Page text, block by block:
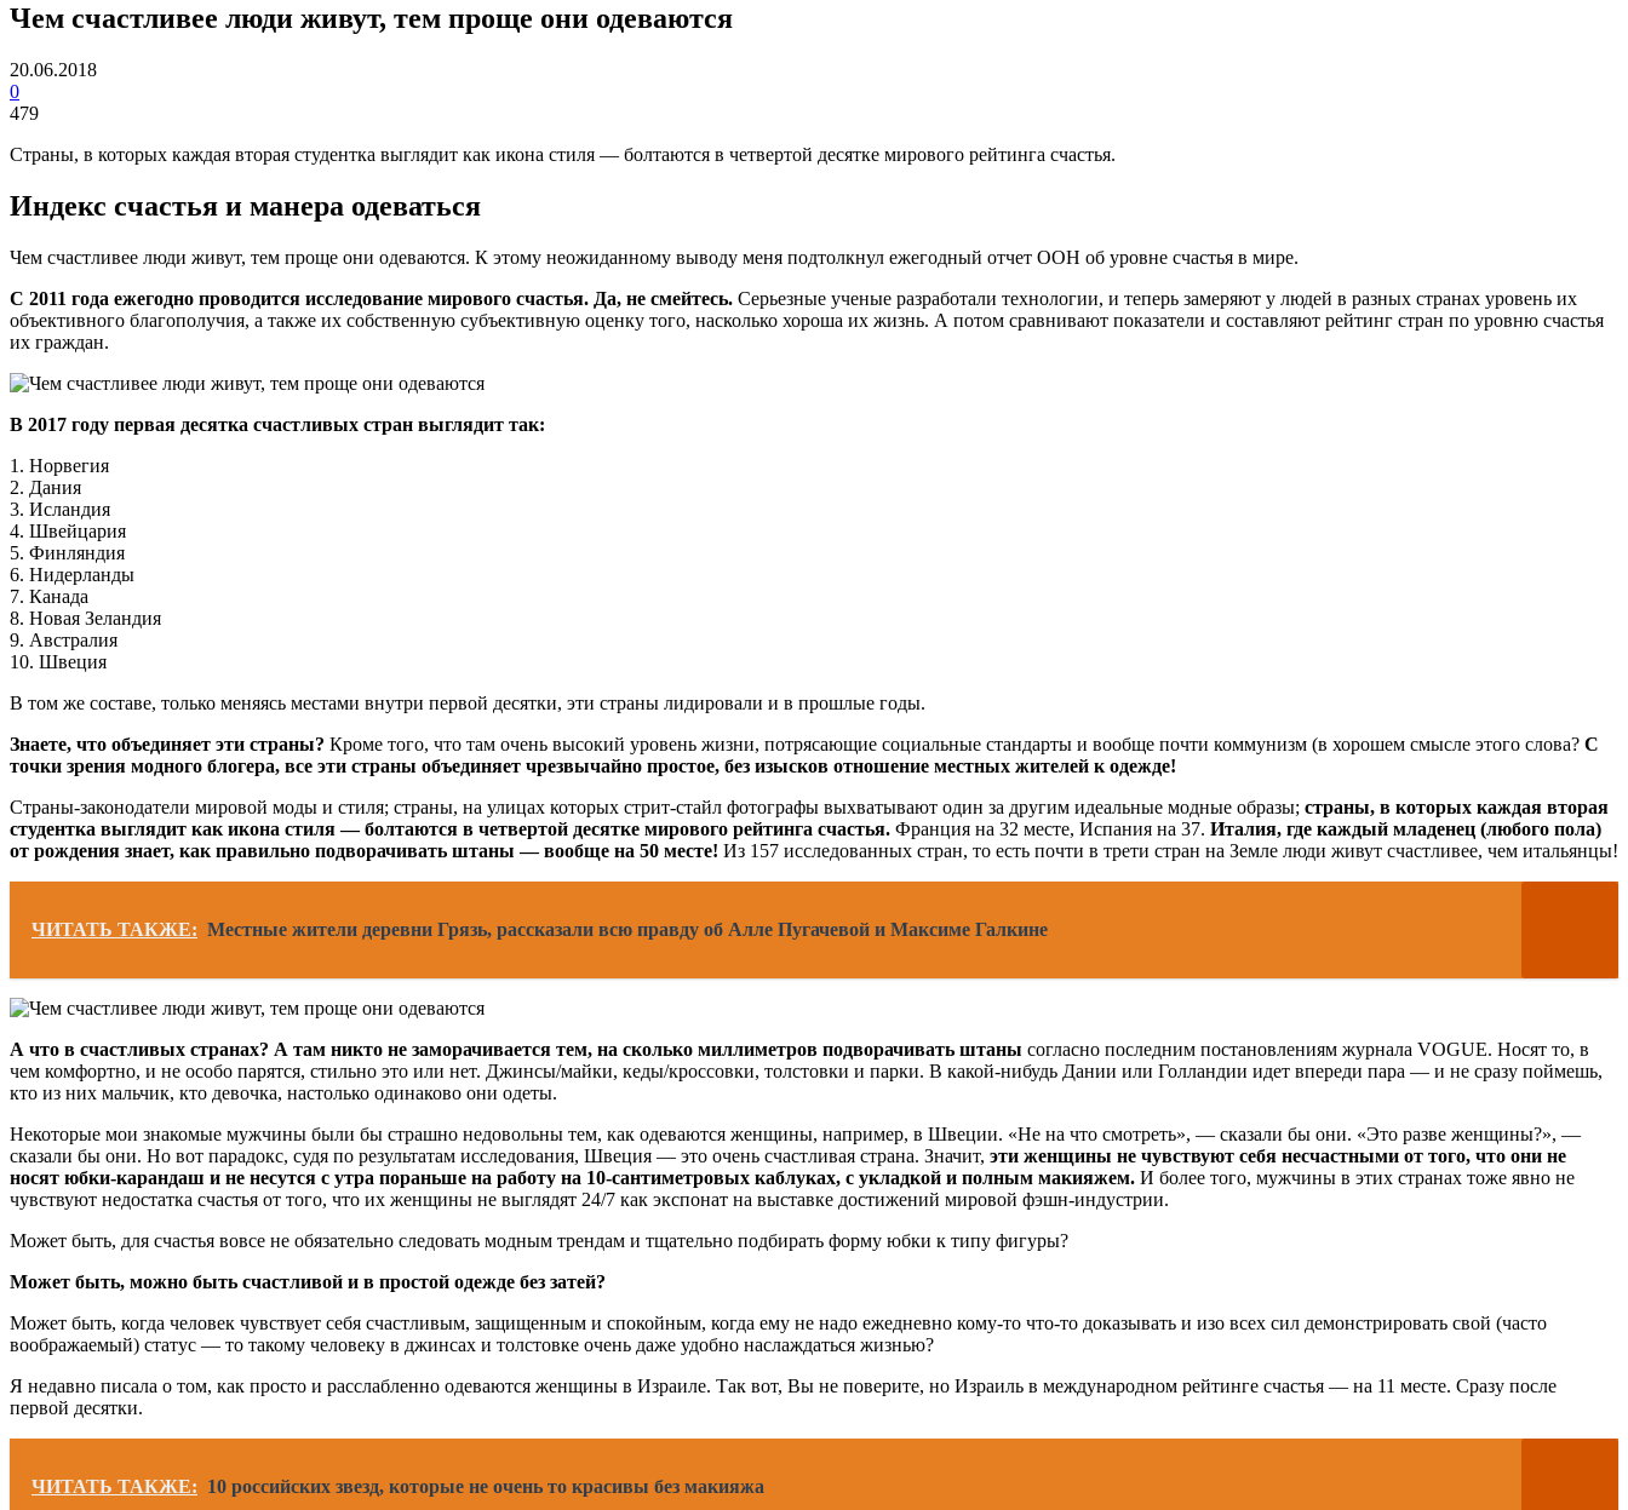
Чем счастливее люди живут, тем проще они одеваются
20.06.2018
0
479
Страны, в которых каждая вторая студентка выглядит как икона стиля — болтаются в четвертой десятке мирового рейтинга счастья.
Индекс счастья и манера одеваться
Чем счастливее люди живут, тем проще они одеваются. К этому неожиданному выводу меня подтолкнул ежегодный отчет ООН об уровне счастья в мире.
С 2011 года ежегодно проводится исследование мирового счастья. Да, не смейтесь. Серьезные ученые разработали технологии, и теперь замеряют у людей в разных странах уровень их
объективного благополучия, а также их собственную субъективную оценку того, насколько хороша их жизнь. А потом сравнивают показатели и составляют рейтинг стран по уровню счастья
их граждан.
В 2017 году первая десятка счастливых стран выглядит так:
1. Норвегия
2. Дания
3. Исландия
4. Швейцария
5. Финляндия
6. Нидерланды
7. Канада
8. Новая Зеландия
9. Австралия
10. Швеция
В том же составе, только меняясь местами внутри первой десятки, эти страны лидировали и в прошлые годы.
Знаете, что объединяет эти страны? Кроме того, что там очень высокий уровень жизни, потрясающие социальные стандарты и вообще почти коммунизм (в хорошем смысле этого слова? С
точки зрения модного блогера, все эти страны объединяет чрезвычайно простое, без изысков отношение местных жителей к одежде!
Страны-законодатели мировой моды и стиля; страны, на улицах которых стрит-стайл фотографы выхватывают один за другим идеальные модные образы; страны, в которых каждая вторая
студентка выглядит как икона стиля — болтаются в четвертой десятке мирового рейтинга счастья. Франция на 32 месте, Испания на 37. Италия, где каждый младенец (любого пола)
от рождения знает, как правильно подворачивать штаны — вообще на 50 месте! Из 157 исследованных стран, то есть почти в трети стран на Земле люди живут счастливее, чем итальянцы!
ЧИТАТЬ ТАКЖЕ: Местные жители деревни Грязь, рассказали всю правду об Алле Пугачевой и Максиме Галкине
А что в счастливых странах? А там никто не заморачивается тем, на сколько миллиметров подворачивать штаны согласно последним постановлениям журнала VOGUE. Носят то, в
чем комфортно, и не особо парятся, стильно это или нет. Джинсы/майки, кеды/кроссовки, толстовки и парки. В какой-нибудь Дании или Голландии идет впереди пара — и не сразу поймешь,
кто из них мальчик, кто девочка, настолько одинаково они одеты.
Некоторые мои знакомые мужчины были бы страшно недовольны тем, как одеваются женщины, например, в Швеции. «Не на что смотреть», — сказали бы они. «Это разве женщины?», —
сказали бы они. Но вот парадокс, судя по результатам исследования, Швеция — это очень счастливая страна. Значит, эти женщины не чувствуют себя несчастными от того, что они не
носят юбки-карандаш и не несутся с утра пораньше на работу на 10-сантиметровых каблуках, с укладкой и полным макияжем. И более того, мужчины в этих странах тоже явно не
чувствуют недостатка счастья от того, что их женщины не выглядят 24/7 как экспонат на выставке достижений мировой фэшн-индустрии.
Может быть, для счастья вовсе не обязательно следовать модным трендам и тщательно подбирать форму юбки к типу фигуры?
Может быть, можно быть счастливой и в простой одежде без затей?
Может быть, когда человек чувствует себя счастливым, защищенным и спокойным, когда ему не надо ежедневно кому-то что-то доказывать и изо всех сил демонстрировать свой (часто
воображаемый) статус — то такому человеку в джинсах и толстовке очень даже удобно наслаждаться жизнью?
Я недавно писала о том, как просто и расслабленно одеваются женщины в Израиле. Так вот, Вы не поверите, но Израиль в международном рейтинге счастья — на 11 месте. Сразу после
первой десятки.
ЧИТАТЬ ТАКЖЕ: 10 российских звезд, которые не очень то красивы без макияжа